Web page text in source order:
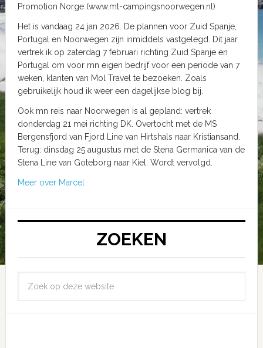
Promotion Norge (www.mt-campingsnoorwegen.nl)
Het is vandaag 24 jan 2026. De plannen voor Zuid Spanje,
Portugal en Noorwegen zijn inmiddels vastgelegd. Dit jaar
vertrek ik op zaterdag 7 februari richting Zuid Spanje en
Portugal om voor mn eigen bedrijf voor een periode van 7
weken, klanten van Mol Travel te bezoeken. Zoals
gebruikelijk houd ik weer een dagelijkse blog bij.
Ook mn reis naar Noorwegen is al gepland: vertrek
donderdag 21 mei richting DK. Overtocht met de MS
Bergensfjord van Fjord Line van Hirtshals naar Kristiansand.
Terug: dinsdag 25 augustus met de Stena Germanica van de
Stena Line van Goteborg naar Kiel. Wordt vervolgd.
Meer over Marcel
ZOEKEN